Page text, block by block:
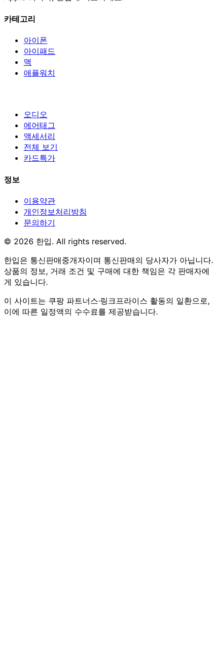
카테고리
아이폰
아이패드
맥
애플워치
오디오
에어태그
액세서리
전체 보기
카드특가
정보
이용약관
개인정보처리방침
문의하기
© 2026 한입. All rights reserved.
한입은 통신판매중개자이며 통신판매의 당사자가 아닙니다.
상품의 정보, 거래 조건 및 구매에 대한 책임은 각 판매자에
게 있습니다.
이 사이트는 쿠팡 파트너스·링크프라이스 활동의 일환으로,
이에 따른 일정액의 수수료를 제공받습니다.